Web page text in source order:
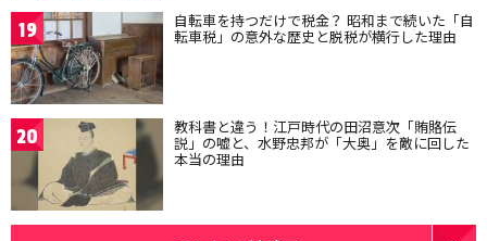
19 自転車を持つだけで税金？ 昭和まで続いた「自
転車税」の意外な歴史と脱税が横行した理由
20 教科書と違う！江戸時代の田沼意次「賄賂伝
説」の嘘と、水野忠邦が「大奥」を敵に回した
本当の理由